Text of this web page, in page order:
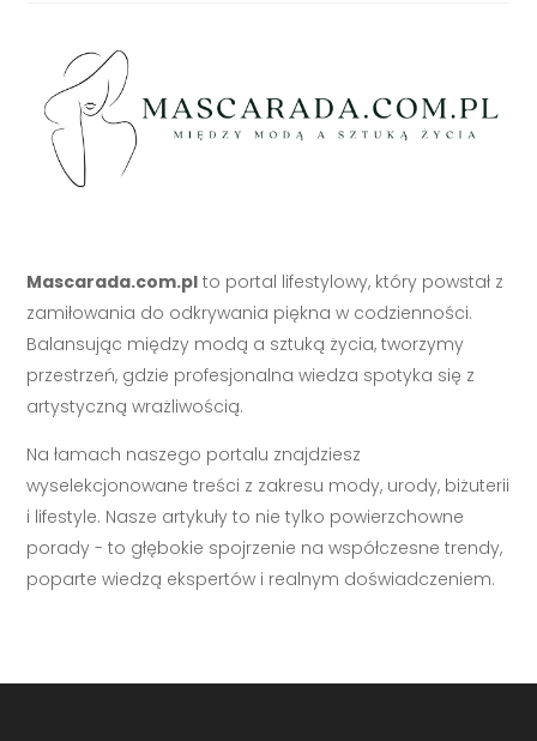
Mascarada.com.pl to portal lifestylowy, który powstał z
zamiłowania do odkrywania piękna w codzienności.
Balansując między modą a sztuką życia, tworzymy
przestrzeń, gdzie profesjonalna wiedza spotyka się z
artystyczną wrażliwością.
Na łamach naszego portalu znajdziesz
wyselekcjonowane treści z zakresu mody, urody, biżuterii
i lifestyle. Nasze artykuły to nie tylko powierzchowne
porady - to głębokie spojrzenie na współczesne trendy,
poparte wiedzą ekspertów i realnym doświadczeniem.